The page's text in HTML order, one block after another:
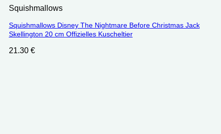
Squishmallows
Squishmallows Disney The Nightmare Before Christmas Jack
Skellington 20 cm Offizielles Kuscheltier
21.30 €